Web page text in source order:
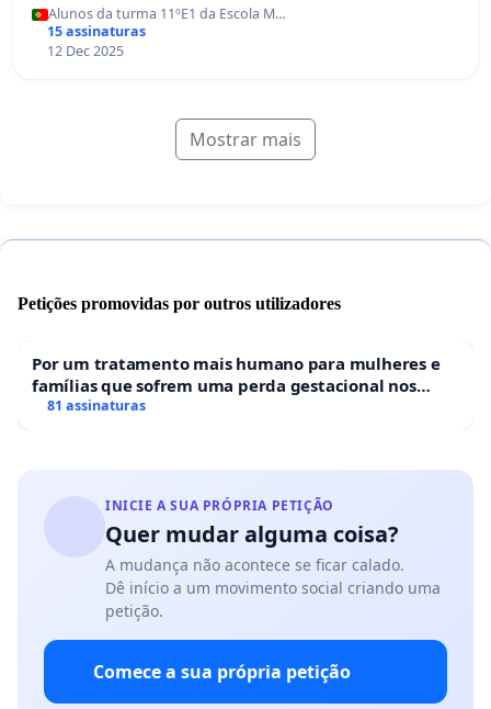
Alunos da turma 11ºE1 da Escola M…
15 assinaturas
12 Dec 2025
Mostrar mais
Petições promovidas por outros utilizadores
Por um tratamento mais humano para mulheres e
famílias que sofrem uma perda gestacional nos
hospitais portugueses
81 assinaturas
INICIE A SUA PRÓPRIA PETIÇÃO
Quer mudar alguma coisa?
A mudança não acontece se ficar calado.
Dê início a um movimento social criando uma
petição.
Comece a sua própria petição